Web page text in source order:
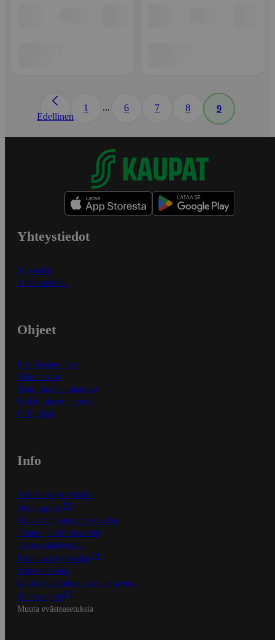
Edellinen
1 ... 6 7 8 9
Yhteystiedot
Myymälät
Asiakaspalvelu
Ohjeet
Ensitilaajan ohjeet
Näin maksat
Näin tilaat ja muokkaat
Kaikki ohjeet ja vinkit
In English
Info
S-Business yrityksille
Oiva-raportit
Osuuskauppojen yhteystiedot
Tilaus- ja toimitusehdot
Tietosuojakäytäntö
Palvelun käyttöehdot
Saavutettavuus
Mobiilisovelluksen saavutettavuus
Mainostajalle
Muuta evästeasetuksia